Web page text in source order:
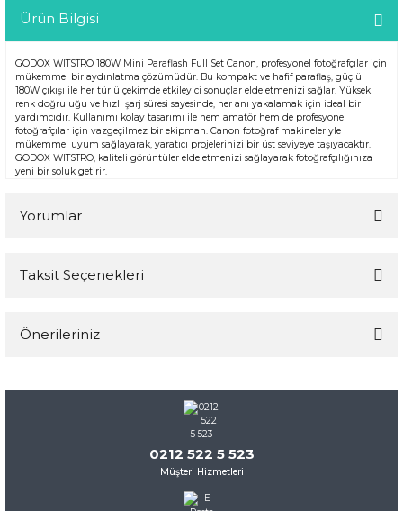
Ürün Bilgisi
GODOX WITSTRO 180W Mini Paraflash Full Set Canon, profesyonel fotoğrafçılar için
mükemmel bir aydınlatma çözümüdür. Bu kompakt ve hafif paraflaş, güçlü
180W çıkışı ile her türlü çekimde etkileyici sonuçlar elde etmenizi sağlar. Yüksek
renk doğruluğu ve hızlı şarj süresi sayesinde, her anı yakalamak için ideal bir
yardımcıdır. Kullanımı kolay tasarımı ile hem amatör hem de profesyonel
fotoğrafçılar için vazgeçilmez bir ekipman. Canon fotoğraf makineleriyle
mükemmel uyum sağlayarak, yaratıcı projelerinizi bir üst seviyeye taşıyacaktır.
GODOX WITSTRO, kaliteli görüntüler elde etmenizi sağlayarak fotoğrafçılığınıza
yeni bir soluk getirir.
Yorumlar
Taksit Seçenekleri
Önerileriniz
konularda yetersiz gördüğünüz noktaları öneri formunu
kullanarak tarafımıza iletebilirsiniz.
Görüş ve önerileriniz için teşekkür ederiz.
Ürün resmi kalitesiz, bozuk veya görüntülenemiyor.
Ürün açıklamasında eksik bilgiler bulunuyor.
0212 522 5 523
Müşteri Hizmetleri